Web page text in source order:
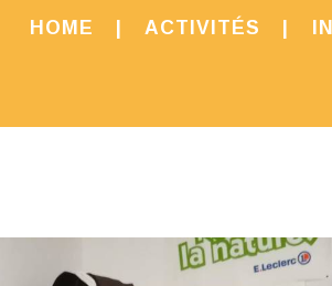
HOME ACTIVITÉS